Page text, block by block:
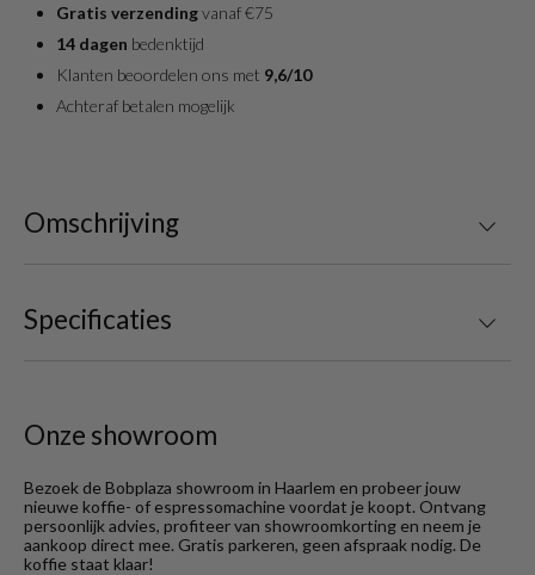
Gratis verzendingvanaf €75
14 dagen bedenktijd
Klanten beoordelen ons met 9,6/10
Achteraf betalen mogelijk
Omschrijving
Specificaties
Onze showroom
Bezoek de Bobplaza showroom in Haarlem en probeer jouw
nieuwe koffie- of espressomachine voordat je koopt. Ontvang
persoonlijk advies, profiteer van showroomkorting en neem je
aankoop direct mee. Gratis parkeren, geen afspraak nodig. De
koffie staat klaar!